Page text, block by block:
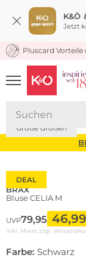
K&Ö
Jetzt
Pluscard Vorteile
UNSERE APP
DEAL
Große Größen
BRAX
Bluse CELIA M
UVP79,95 46,99
inkl. Mwst zzgl.
Farbe: Schwarz